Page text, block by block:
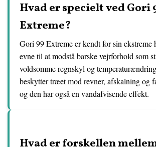
Hvad er specielt ved Gori
Extreme?
Gori 99 Extreme er kendt for sin ekstreme
evne til at modstå barske vejrforhold som
voldsomme regnskyl og
beskytter træet mod revner, afskalning og
og den har også en vandafvisende effekt.
Hvad er forskellen